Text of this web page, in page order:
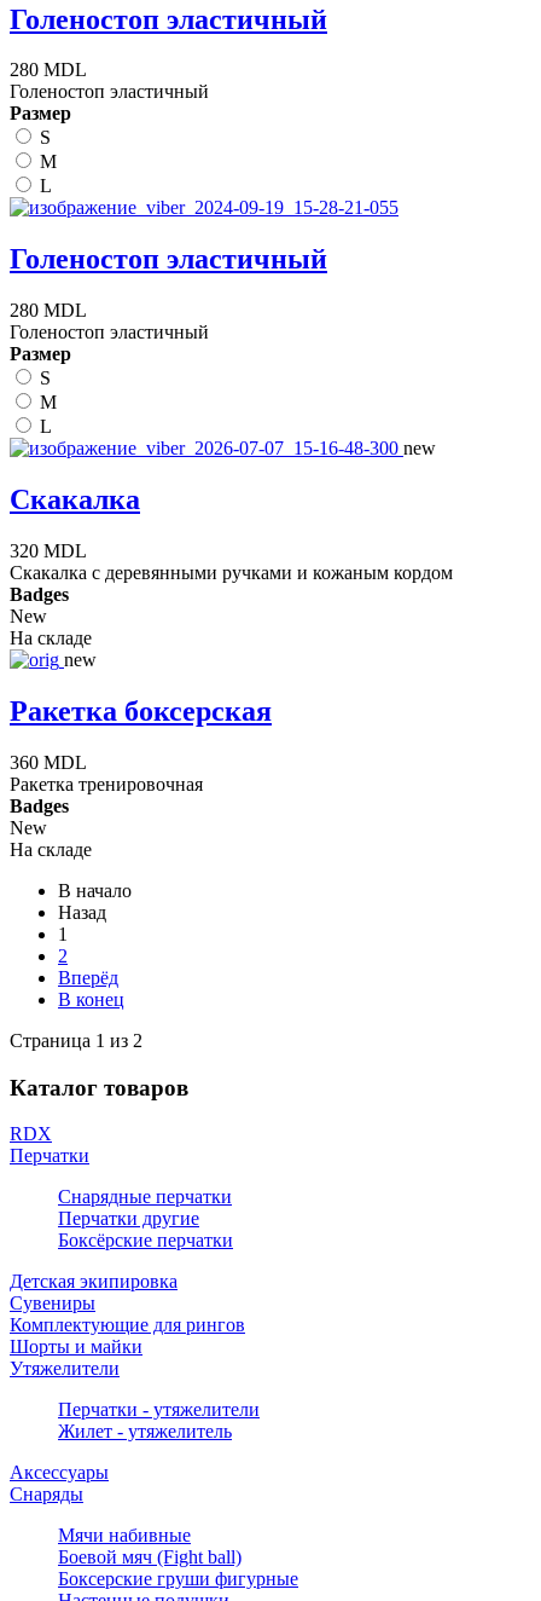
Голеностоп эластичный
280 MDL
Голеностоп эластичный
Размер
S
M
L
Голеностоп эластичный
280 MDL
Голеностоп эластичный
Размер
S
M
L
new
Скакалка
320 MDL
Скакалка с деревянными ручками и кожаным кордом
Badges
New
На складе
new
Ракетка боксерская
360 MDL
Ракетка тренировочная
Badges
New
На складе
В начало
Назад
1
2
Вперёд
В конец
Страница 1 из 2
Каталог товаров
RDX
Перчатки
Снарядные перчатки
Перчатки другие
Боксёрские перчатки
Детская экипировка
Сувениры
Комплектующие для рингов
Шорты и майки
Утяжелители
Перчатки - утяжелители
Жилет - утяжелитель
Аксессуары
Снаряды
Мячи набивные
Боевой мяч (Fight ball)
Боксерские груши фигурные